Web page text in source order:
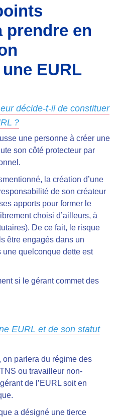
prendre en
EURL
décide-t-il de constituer
?
une personne à créer une
son côté protecteur par
.
la création d’une
de son créateur
apports pour former le
choisi d’ailleurs, à
De ce fait, le risque
être engagés dans un
quelconque dette est
si le gérant commet des
EURL et de son statut
on parlera du régime des
ou travailleur non-
de l’EURL soit en
a désigné une tierce